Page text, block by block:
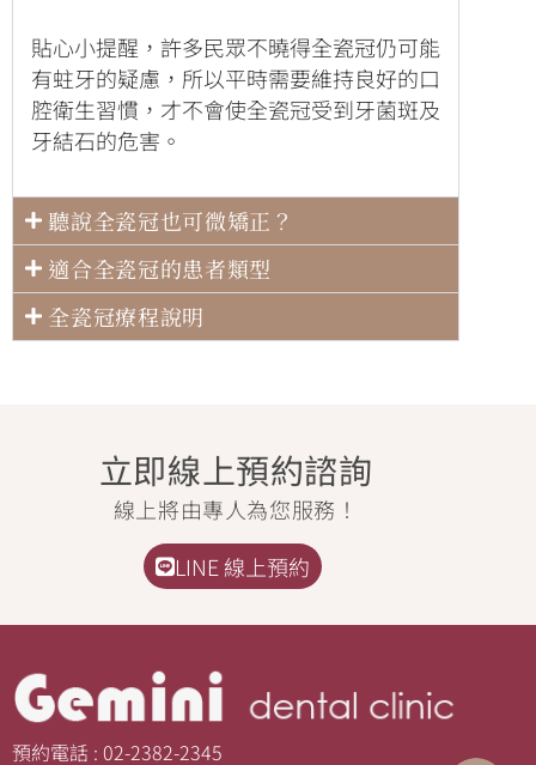
貼心小提醒，許多民眾不曉得全瓷冠仍可能
有蛀牙的疑慮，所以平時需要維持良好的口
腔衛生習慣，才不會使全瓷冠受到牙菌斑及
牙結石的危害。
聽說全瓷冠也可微矯正？
適合全瓷冠的患者類型
全瓷冠療程說明
立即線上預約諮詢
線上將由專人為您服務！
LINE 線上預約
預約電話 : 02-2382-2345